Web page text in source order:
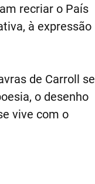
recriar o País
à expressão
de Carroll se
o desenho
vive com o